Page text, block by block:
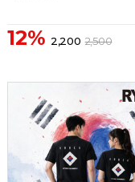
12% 2,200 2,500